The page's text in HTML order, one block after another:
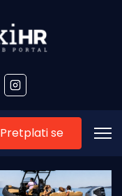
Pretplati se